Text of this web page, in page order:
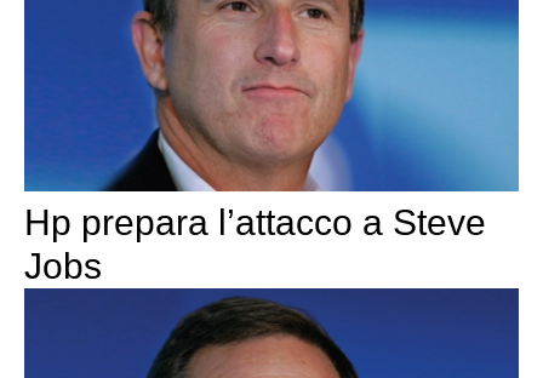
Hp prepara l’attacco a Steve
Jobs